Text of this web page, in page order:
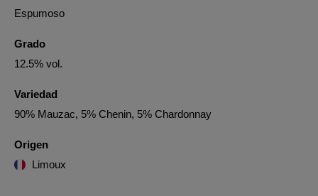
Espumoso
Grado
12.5% vol.
Variedad
90% Mauzac, 5% Chenin, 5% Chardonnay
Origen
Limoux